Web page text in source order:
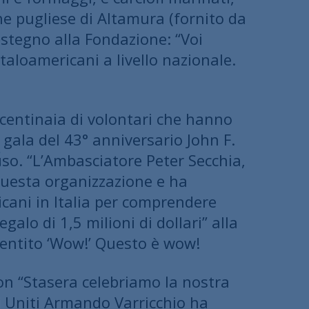
pugliese di Altamura (fornito da
alla Fondazione: “Voi
a livello nazionale.
di volontari che hanno
del 43° anniversario John F.
“L’Ambasciatore Peter Secchia,
organizzazione e ha
in Italia per comprendere
di 1,5 milioni di dollari” alla
‘Wow!’ Questo è wow!
“Stasera celebriamo la nostra
Armando Varricchio ha